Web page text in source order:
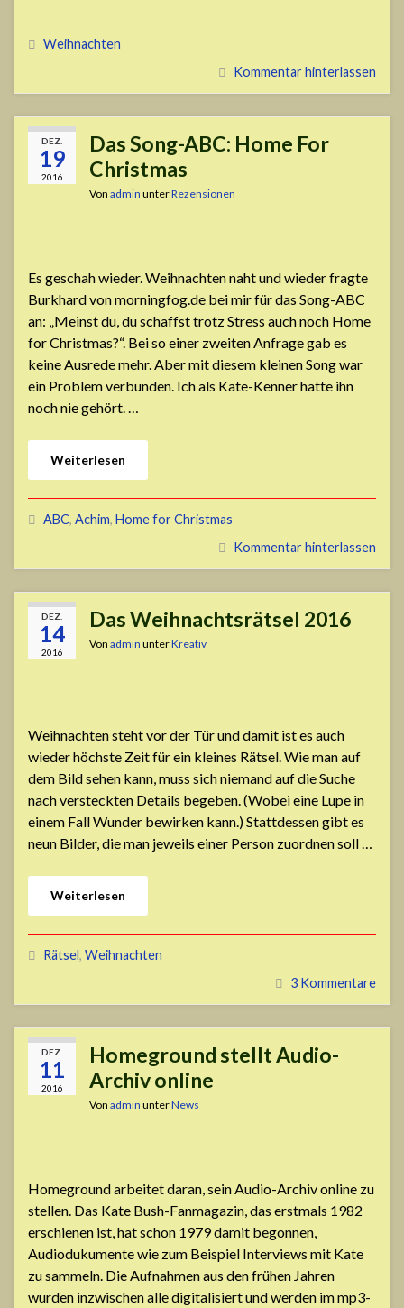
Weihnachten
Kommentar hinterlassen
DEZ.
19
2016
Das Song-ABC: Home For
Christmas
Von admin unterRezensionen
Es geschah wieder. Weihnachten naht und wieder fragte
Burkhard von morningfog.de bei mir für das Song-ABC
an: „Meinst du, du schaffst trotz Stress auch noch Home
for Christmas?“. Bei so einer zweiten Anfrage gab es
keine Ausrede mehr. Aber mit diesem kleinen Song war
ein Problem verbunden. Ich als Kate-Kenner hatte ihn
noch nie gehört. …
Weiterlesen
ABC, Achim, Home for Christmas
Kommentar hinterlassen
DEZ.
14
2016
Das Weihnachtsrätsel 2016
Von admin unterKreativ
Weihnachten steht vor der Tür und damit ist es auch
wieder höchste Zeit für ein kleines Rätsel. Wie man auf
dem Bild sehen kann, muss sich niemand auf die Suche
nach versteckten Details begeben. (Wobei eine Lupe in
einem Fall Wunder bewirken kann.) Stattdessen gibt es
neun Bilder, die man jeweils einer Person zuordnen soll …
Weiterlesen
Rätsel, Weihnachten
3 Kommentare
DEZ.
11
2016
Homeground stellt Audio-
Archiv online
Von admin unterNews
Homeground arbeitet daran, sein Audio-Archiv online zu
stellen. Das Kate Bush-Fanmagazin, das erstmals 1982
erschienen ist, hat schon 1979 damit begonnen,
Audiodukumente wie zum Beispiel Interviews mit Kate
zu sammeln. Die Aufnahmen aus den frühen Jahren
wurden inzwischen alle digitalisiert und werden im mp3-